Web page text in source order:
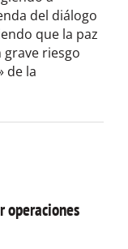
del diálogo
que la paz
riesgo
de la
operaciones